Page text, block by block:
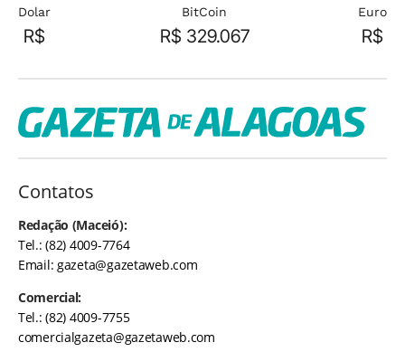
Dolar
R$
BitCoin
R$ 329.067
Euro
R$
Contatos
Redação (Maceió):
Tel.: (82) 4009-7764
Email:gazeta@gazetaweb.com
Comercial:
Tel.: (82) 4009-7755
comercialgazeta@gazetaweb.com